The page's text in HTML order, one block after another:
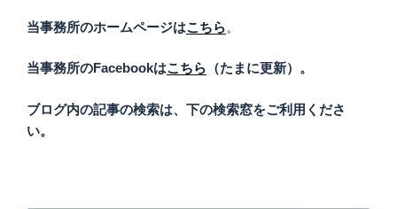
当事務所のホームページはこちら。
当事務所のFacebookはこちら （たまに更新）。
ブログ内の記事の検索は、下の検索窓をご利用くださ
い。